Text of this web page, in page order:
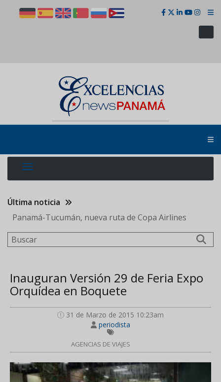
Última noticia
Panamá-Tucumán, nueva ruta de Copa Airlines
Buscar
Inauguran Versión 29 de Feria Expo
Orquídea en Boquete
31 de Marzo de 2015 10:23am
periodista
AGENCIAS DE VIAJES